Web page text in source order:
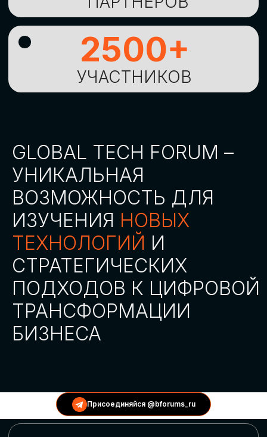
Присоединяйся @bforums_ru
ОСТАВИТЬ
ЗАЯВКУ
АККРЕДИТАЦИЯ
СМИ
СКАЧАТЬ ПРОГРАММУ
СТАТЬ СПИКЕРОМ
Оставьте заявку, наши менеджеры
СТАТЬ УЧАСТНИКОМ
ГЛОБАЛЬНАЯ
ЦИФРОВИЗАЦИЯ